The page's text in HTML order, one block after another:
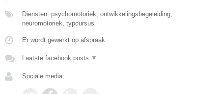
Diensten: psychomotoriek, ontwikkelingsbegeleiding,
neuromotoriek, typcursus
Er wordt gewerkt op afspraak.
Laatste facebook posts ▼
Sociale media: